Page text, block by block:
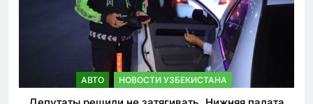
АВТО НОВОСТИ УЗБЕКИСТАНА